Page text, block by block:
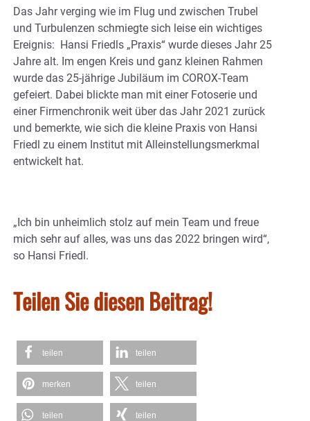
Das Jahr verging wie im Flug und zwischen Trubel
und Turbulenzen schmiegte sich leise ein wichtiges
Ereignis: Hansi Friedls „Praxis“ wurde dieses Jahr 25
Jahre alt. Im engen Kreis und ganz kleinen Rahmen
wurde das 25-jährige Jubiläum im COROX-Team
gefeiert. Dabei blickte man mit einer Fotoserie und
einer Firmenchronik weit über das Jahr 2021 zurück
und bemerkte, wie sich die kleine Praxis von Hansi
Friedl zu einem Institut mit Alleinstellungsmerkmal
entwickelt hat.
„Ich bin unheimlich stolz auf mein Team und freue
mich sehr auf alles, was uns das 2022 bringen wird“,
so Hansi Friedl.
Teilen Sie diesen Beitrag!
teilen teilen
merken teilen
teilen teilen